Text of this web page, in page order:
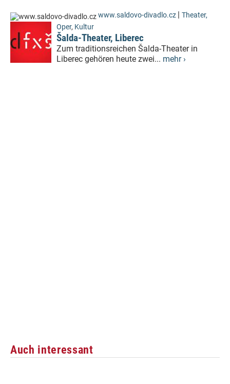
www.saldovo-divadlo.cz | Theater,
Oper, Kultur
Šalda-Theater, Liberec
Zum traditionsreichen Šalda-Theater in
Liberec gehören heute zwei... mehr ›
Auch interessant